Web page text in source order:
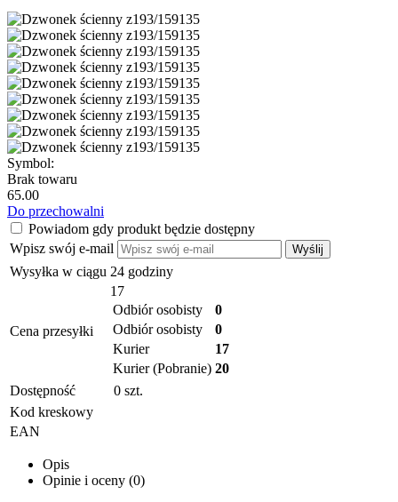
Symbol:
Brak towaru
65.00
Do przechowalni
Powiadom gdy produkt będzie dostępny
Wpisz swój e-mail
Wyślij
Wysyłka w ciągu 24 godziny
Cena przesyłki
17
Odbiór osobisty
0
Odbiór osobisty
0
Kurier
17
Kurier (Pobranie) 20
Dostępność
0 szt.
Kod kreskowy
EAN
Opis
Opinie i oceny (0)